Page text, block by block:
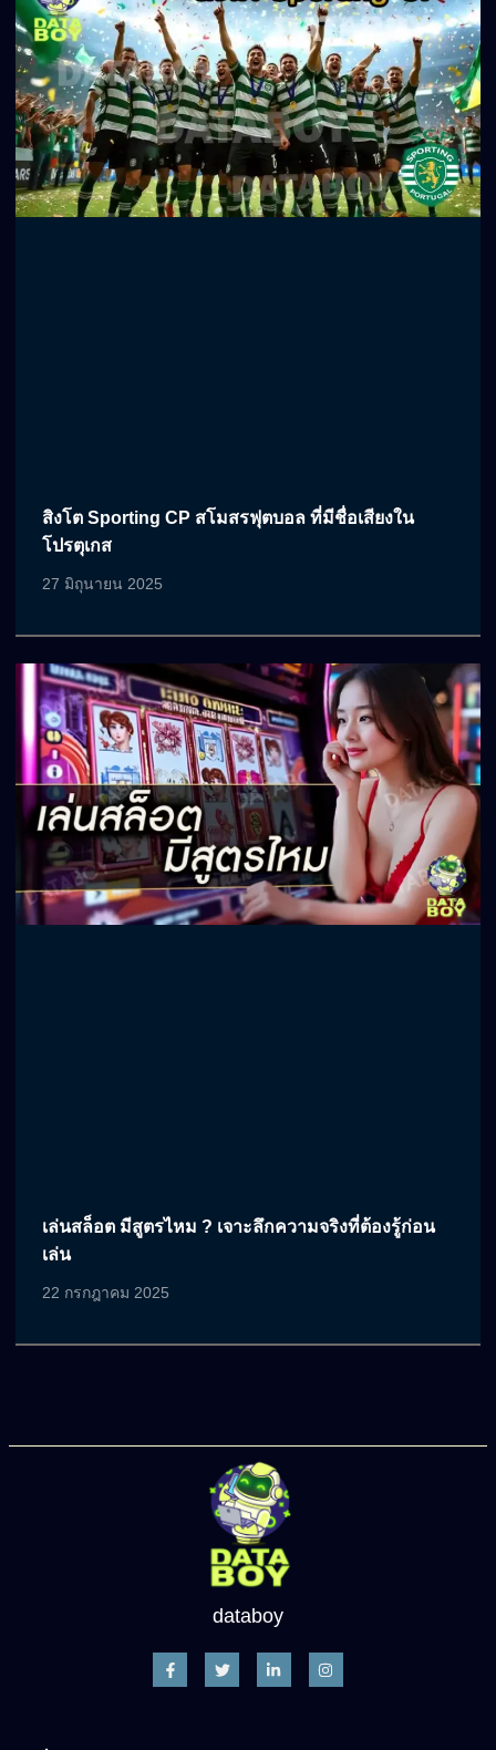
สิงโต Sporting CP สโมสรฟุตบอล ที่มีชื่อเสียงใน
โปรตุเกส
27 มิถุนายน 2025
เล่นสล็อต มีสูตรไหม ? เจาะลึกความจริงที่ต้องรู้ก่อน
เล่น
22 กรกฎาคม 2025
databoy